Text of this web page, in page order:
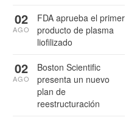
FDA aprueba el primer
producto de plasma
liofilizado
02
AGO
Boston Scientific
presenta un nuevo
plan de
reestructuración
02
AGO